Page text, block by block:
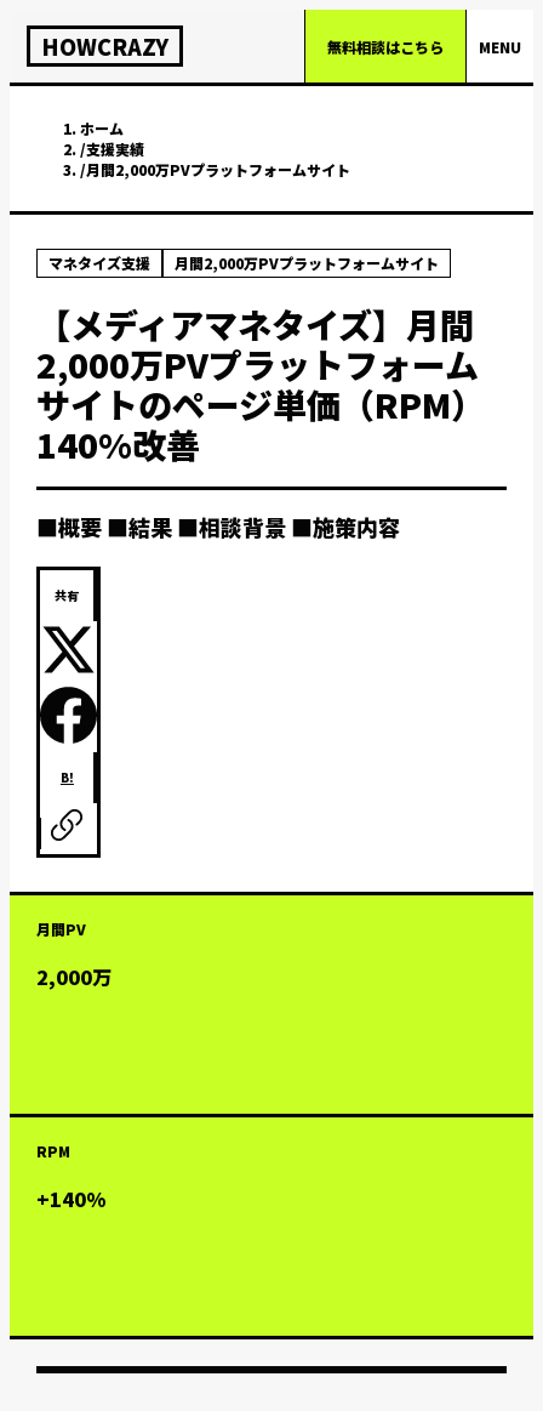
HOWCRAZY 無料相談はこちら MENU
ホーム
/支援実績
/月間2,000万PVプラットフォームサイト
マネタイズ支援 月間2,000万PVプラットフォームサイト
【メディアマネタイズ】月間
2,000万PVプラットフォーム
サイトのページ単価（RPM）
140%改善
■概要 ■結果 ■相談背景 ■施策内容
共有
B!
月間PV
2,000万
RPM
+140%